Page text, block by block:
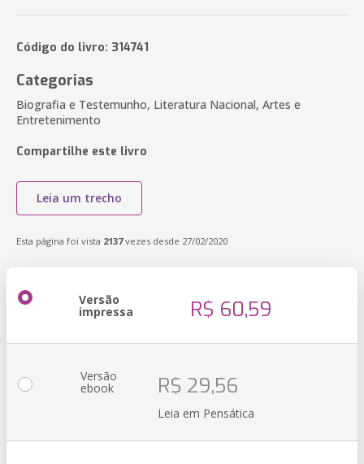
Código do livro: 314741
Categorias
Biografia e Testemunho, Literatura Nacional, Artes e
Entretenimento
Compartilhe este livro
Leia um trecho
Esta página foi vista 2137vezes desde 27/02/2020
Versão
impressa R$ 60,59
Versão
ebook R$ 29,56
Leia em Pensática